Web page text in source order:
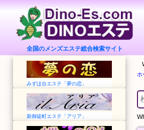
全国のメンズエステ総合検索サイト
みずほ台エステ「夢の恋」
新御徒町エステ「アリア」
ホ